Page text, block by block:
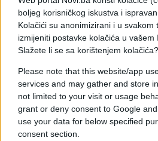
boljeg korisničkog iskustva i
Kolačići su anonimizirani i u svakom
izmijeniti postavke kolačića u vašem
Slažete li se sa korištenjem kolačića?
Please note that this website/app
services and may gather and store
not limited to your visit or usage
grant or deny consent to Google
use your data for below specified
consent section.
štrajkovali su i zaposleni u
javnog prijevoza i Njemačke
#NJEMAČKA